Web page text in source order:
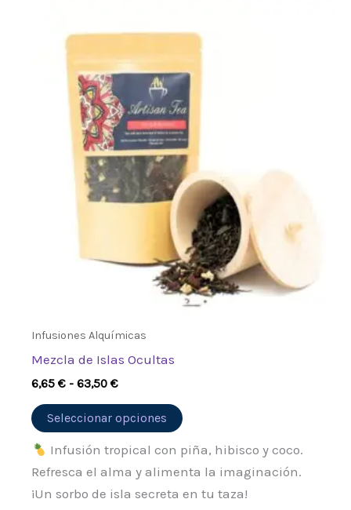
Infusiones Alquímicas
Mezcla de Islas Ocultas
6,65€ - 63,50€
precios:
6,65 €
hasta
63,50 €
Seleccionar opciones
producto
tiene
múltiples
variantes.
Las
opciones
se
pueden
elegir
en
la
página
de
Infusión tropical con piña, hibisco y coco.
Refresca el alma y alimenta la imaginación.
¡Un sorbo de isla secreta en tu taza!